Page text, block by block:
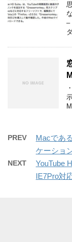
–
PREV
Macであ
ケーショ
NEXT
YouTube
IE7Pro対応